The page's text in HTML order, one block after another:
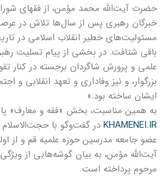
حضرت آیت‌الله محمد مؤمن، از فقهای
خبرگان رهبری پس از سال‌ها تلاش در
باقی شتافت. در بخشی از پیام تسلیت
علمی و پرورش شاگردان برجسته در کنار
بزرگوار، و نیز وفاداری و تعهد انقلابی
ایشان ساخته بود.»
به همین مناسبت، بخش «فقه و معارف»
KHAMENEI.IR در گفت‌وگو با
عضو جامعه مدرسین حوزه علمیه قم و از
آیت‌الله مؤمن، به بیان گوشه‌هایی از
مرحوم پرداخته است.